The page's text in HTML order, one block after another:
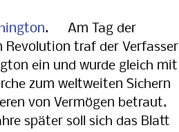
. Am Tag der
Revolution traf der Verfasser
ein und wurde gleich mit
zum weltweiten Sichern
von Vermögen betraut.
später soll sich das Blatt